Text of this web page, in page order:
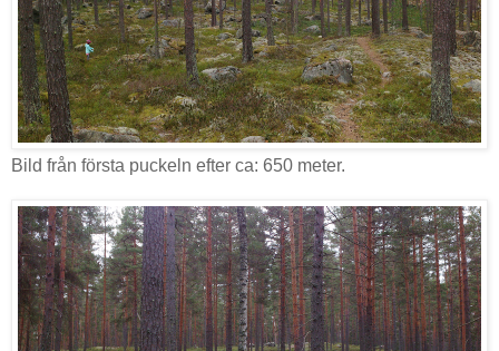
Bild från första puckeln efter ca: 650 meter.